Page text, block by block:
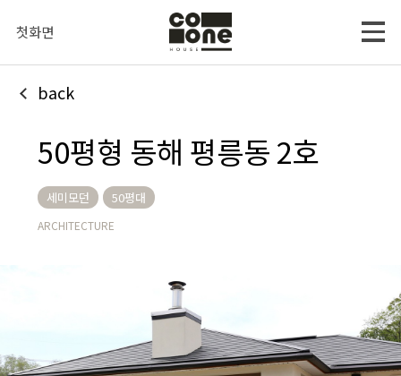
첫화면
back
50평형 동해 평릉동 2호
세미모던 50평대
ARCHITECTURE